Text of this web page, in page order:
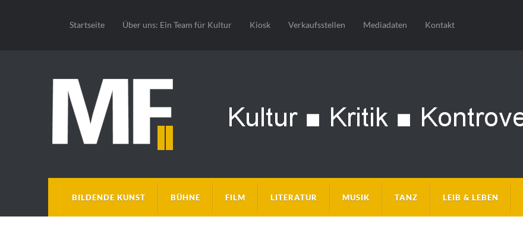
Startseite Über uns: Ein Team für Kultur Kiosk Verkaufsstellen Mediadaten Kontakt
BILDENDE KUNST BÜHNE FILM LITERATUR MUSIK TANZ LEIB & LEBEN